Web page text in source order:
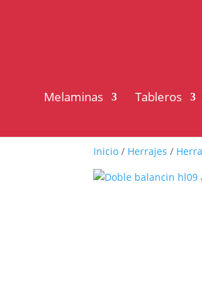
Melaminas Tableros
Inicio / Herrajes /